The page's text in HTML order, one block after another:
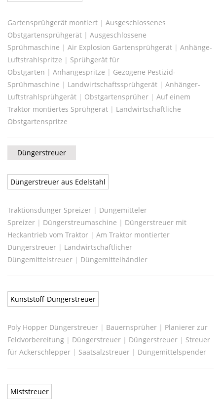
Gartensprühgerät montiert | Ausgeschlossenes
Obstgartensprühgerät | Ausgeschlossene
Sprühmaschine | Air Explosion Gartensprühgerät | Anhänge-
Luftstrahlspritze | Sprühgerät für
Obstgärten | Anhängespritze | Gezogene Pestizid-
Sprühmaschine | Landwirtschaftssprühgerät | Anhänger-
Luftstrahlsprühgerät | Obstgartensprüher | Auf einem
Traktor montiertes Sprühgerät | Landwirtschaftliche
Obstgartenspritze
Düngerstreuer
Düngerstreuer aus Edelstahl
Traktionsdünger Spreizer | Düngemitteler
Spreizer | Düngerstreumaschine | Düngerstreuer mit
Heckantrieb vom Traktor | Am Traktor montierter
Düngerstreuer | Landwirtschaftlicher
Düngemittelstreuer | Düngemittelhändler
Kunststoff-Düngerstreuer
Poly Hopper Düngerstreuer | Bauernsprüher | Planierer zur
Feldvorbereitung | Düngerstreuer | Düngerstreuer | Streuer
für Ackerschlepper | Saatsalzstreuer | Düngemittelspender
Miststreuer